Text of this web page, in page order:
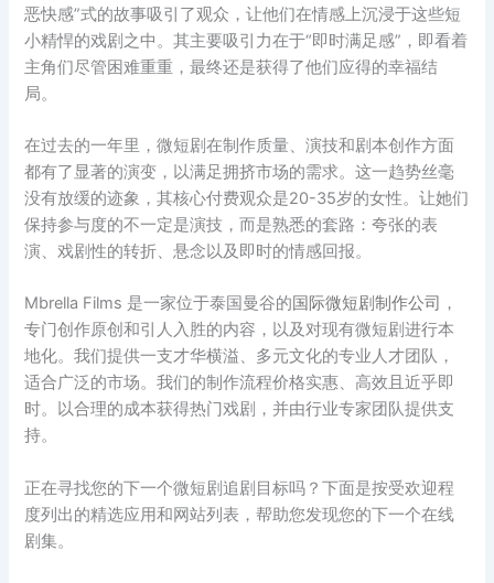
恶快感”式的故事吸引了观众，让他们在情感上沉浸于这些短
小精悍的戏剧之中。其主要吸引力在于“即时满足感”，即看着
主角们尽管困难重重，最终还是获得了他们应得的幸福结
局。
在过去的一年里，微短剧在制作质量、演技和剧本创作方面
都有了显著的演变，以满足拥挤市场的需求。这一趋势丝毫
没有放缓的迹象，其核心付费观众是20-35岁的女性。让她们
保持参与度的不一定是演技，而是熟悉的套路：夸张的表
演、戏剧性的转折、悬念以及即时的情感回报。
Mbrella Films 是一家位于泰国曼谷的 国际微短剧制作公司 ，
专门创作原创和引人入胜的内容，以及对现有微短剧进行本
地化。我们提供一支才华横溢、多元文化的专业人才团队，
适合广泛的市场。我们的制作流程价格实惠、高效且近乎即
时。以合理的成本获得热门戏剧，并由行业专家团队提供支
持。
正在寻找您的下一个微短剧追剧目标吗？下面是按受欢迎程
度列出的精选应用和网站列表，帮助您发现您的下一个在线
剧集。